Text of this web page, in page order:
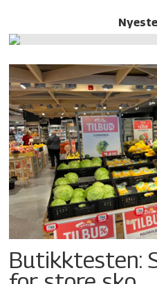
Butikktesten: